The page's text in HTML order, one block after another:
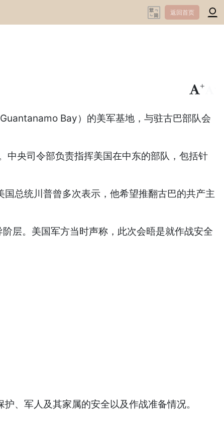
返回首页
+
Bay）的美军基地，与驻古巴部队会
央司令部负责指挥美国在中东的部队，包括针
总统川普曾多次表示，他希望推翻古巴的共产主
。美国军方当时声称，此次会晤是就作战安全
、军人及其家属的安全以及作战准备情况。